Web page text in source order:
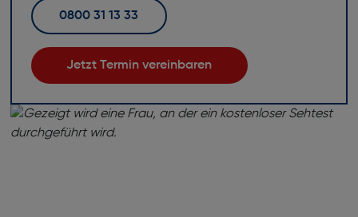
0800 31 13 33
Jetzt Termin vereinbaren